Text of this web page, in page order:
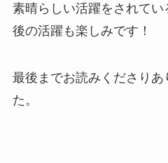
素晴らしい活躍をされて
後の活躍も楽しみです！
最後までお読みくださりあ
た。